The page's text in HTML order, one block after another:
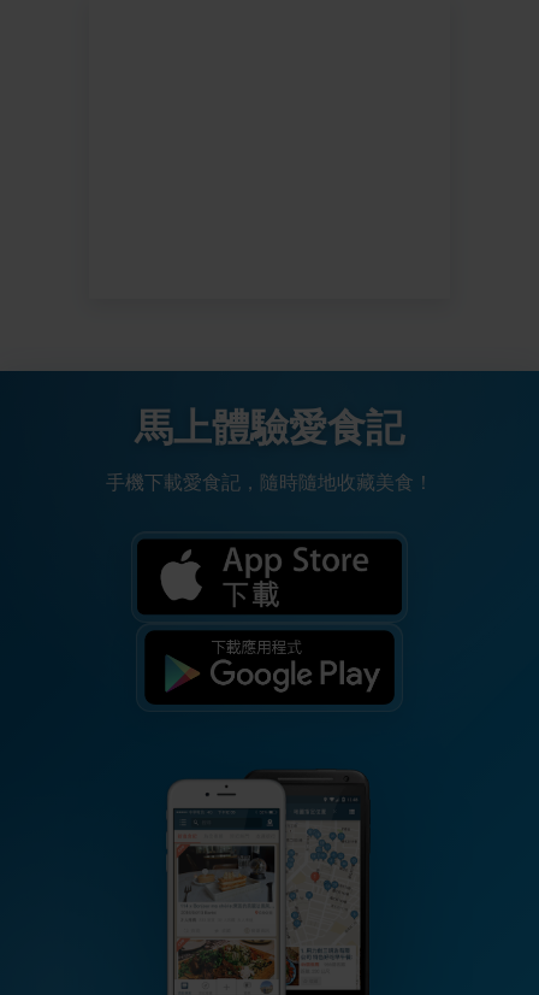
馬上體驗愛食記
手機下載愛食記，隨時隨地收藏美食！